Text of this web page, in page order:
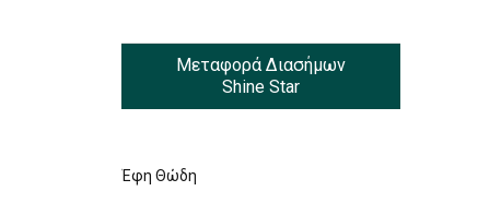
Μεταφορά Διασήμων
Shine Star
Έφη Θώδη